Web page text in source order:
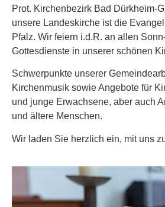
Jauchze, du Tochter Zion! Frohlocke,
fröhlich von ganzem Herzen, du Tochter
HERR hat deine Strafe
Zefanja 3,14-15
Christus ist gekommen und hat im
verkündigt euch, die ihr fern wart, und
waren.
Prot. Kirchenbezirk Bad Dürkheim-
unsere Landeskirche ist die
Pfalz. Wir feiern i.d.R. an allen
Gottesdienste in unserer schönen
Schwerpunkte unserer
Kirchenmusik sowie Angebote für
und junge Erwachsene, aber auch
und ältere Menschen.
Wir laden Sie herzlich ein, mit uns